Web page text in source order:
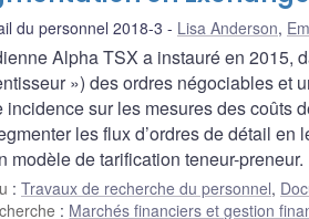
du personnel 2018-3 Lisa Anderson,
Alpha TSX a instauré en 2015,
») des ordres négociables et
incidence sur les mesures des coûts
les flux d’ordres de détail
modèle de tarification teneur-preneur.
: Travaux de recherche du personnel,
: Marchés financiers et gestion